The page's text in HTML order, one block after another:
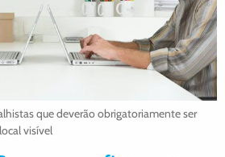
que deverão obrigatoriamente ser
visível